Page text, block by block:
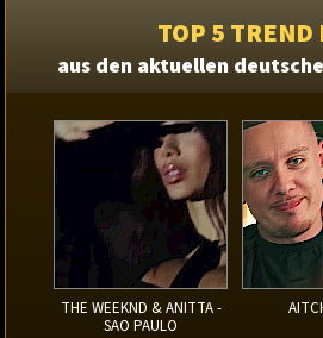
TOP 5 TREND
aus den aktuellen
THE WEEKND & ANITTA -
SAO PAULO